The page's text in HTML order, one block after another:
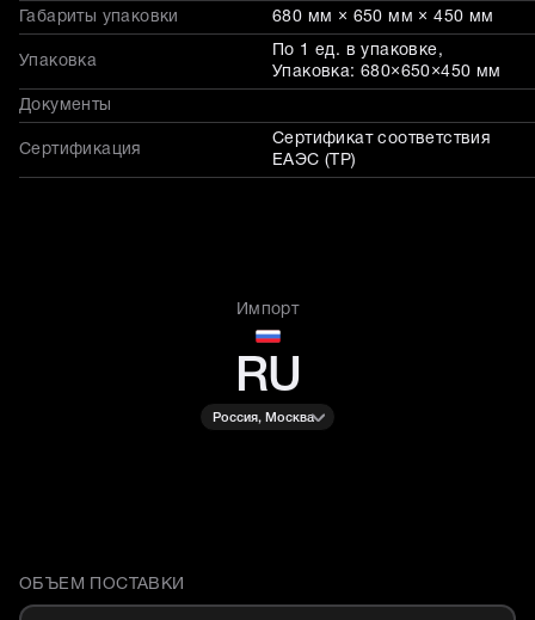
Габариты упаковки 680 мм × 650 мм × 450 мм
Упаковка
По 1 ед. в упаковке,
Упаковка: 680×650×450 мм
Документы
Сертификация
Сертификат соответствия
ЕАЭС (ТР)
Импорт
RU
Россия, Москва
Доставка и объем поставки
ОБЪЕМ ПОСТАВКИ